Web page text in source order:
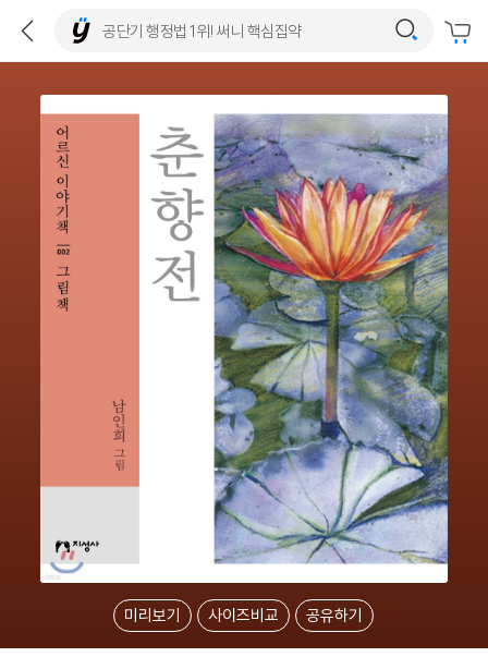
미리보기 사이즈비교 공유하기